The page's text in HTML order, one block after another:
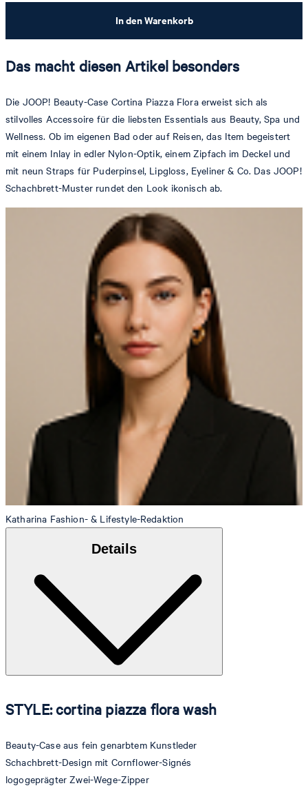
In den Warenkorb
Das macht diesen Artikel besonders
Die JOOP! Beauty-Case Cortina Piazza Flora erweist sich als
stilvolles Accessoire für die liebsten Essentials aus Beauty, Spa und
Wellness. Ob im eigenen Bad oder auf Reisen, das Item begeistert
mit einem Inlay in edler Nylon-Optik, einem Zipfach im Deckel und
mit neun Straps für Puderpinsel, Lipgloss, Eyeliner & Co. Das JOOP!
Schachbrett-Muster rundet den Look ikonisch ab.
Katharina Fashion- & Lifestyle-Redaktion
Details
STYLE: cortina piazza flora wash
Beauty-Case aus fein genarbtem Kunstleder
Schachbrett-Design mit Cornflower-Signés
logogeprägter Zwei-Wege-Zipper